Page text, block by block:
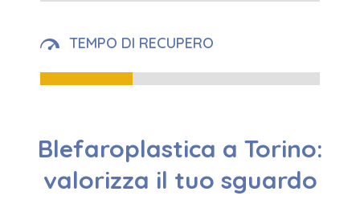
TEMPO DI RECUPERO
Blefaroplastica a Torino:
valorizza il tuo sguardo